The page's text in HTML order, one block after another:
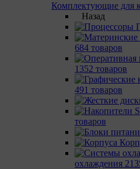
Комплектующие для
Назад
684 товаров
1352 товаров
491 товаров
товаров
охлаждения